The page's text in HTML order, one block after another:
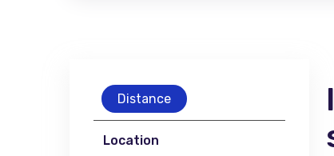
Distance
Location